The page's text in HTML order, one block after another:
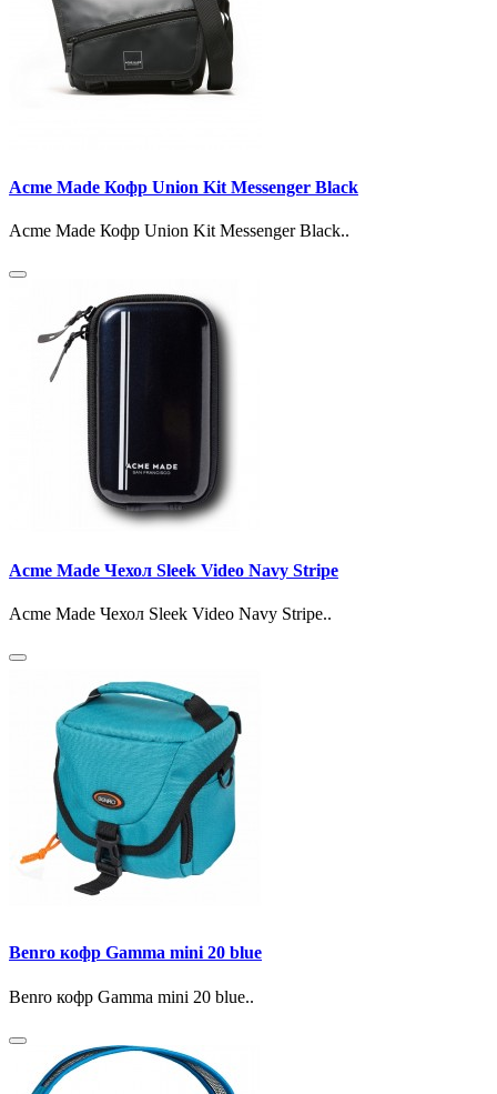
Acme Made Кофр Union Kit Messenger Black
Acme Made Кофр Union Kit Messenger Black..
Acme Made Чехол Sleek Video Navy Stripe
Acme Made Чехол Sleek Video Navy Stripe..
Benro кофр Gamma mini 20 blue
Benro кофр Gamma mini 20 blue..